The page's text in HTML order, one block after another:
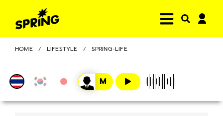
HOME LIFESTYLE SPRING-LIFE